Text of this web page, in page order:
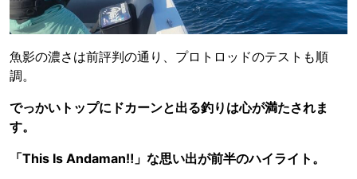
魚影の濃さは前評判の通り、プロトロッドのテストも順
調。
でっかいトップにドカーンと出る釣りは心が満たされま
す。
「This Is Andaman‼︎」な思い出が前半のハイライト。